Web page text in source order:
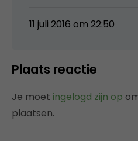
11 juli 2016 om 22:50
Plaats reactie
Je moet ingelogd zijn op
plaatsen.